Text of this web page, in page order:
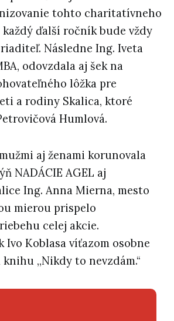
tohto charitatívneho
každý ďalší ročník bude vždy
Následne Ing. Iveta
odovzdala aj šek na
lôžka pre
a rodiny Skalica, ktoré
Humlová.
aj ženami korunovala
NADÁCIE AGEL aj
Ing. Anna Mierna, mesto
mierou prispelo
celej akcie.
Ivo Koblasa víťazom osobne
,,Nikdy to nevzdám.“